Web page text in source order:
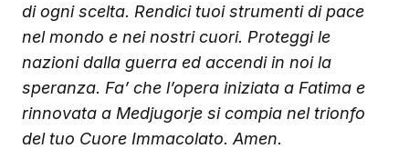
di ogni scelta. Rendici tuoi strumenti di pace
nel mondo e nei nostri cuori. Proteggi le
nazioni dalla guerra ed accendi in noi la
speranza. Fa’ che l’opera iniziata a Fatima e
rinnovata a Medjugorje si compia nel trionfo
del tuo Cuore Immacolato. Amen.